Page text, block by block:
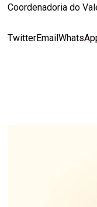
Coordenadoria do
TwitterEmail